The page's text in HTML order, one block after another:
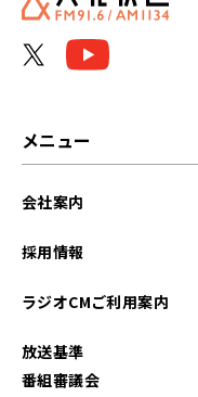
メニュー
会社案内
採用情報
ラジオCMご利用案内
放送基準
番組審議会